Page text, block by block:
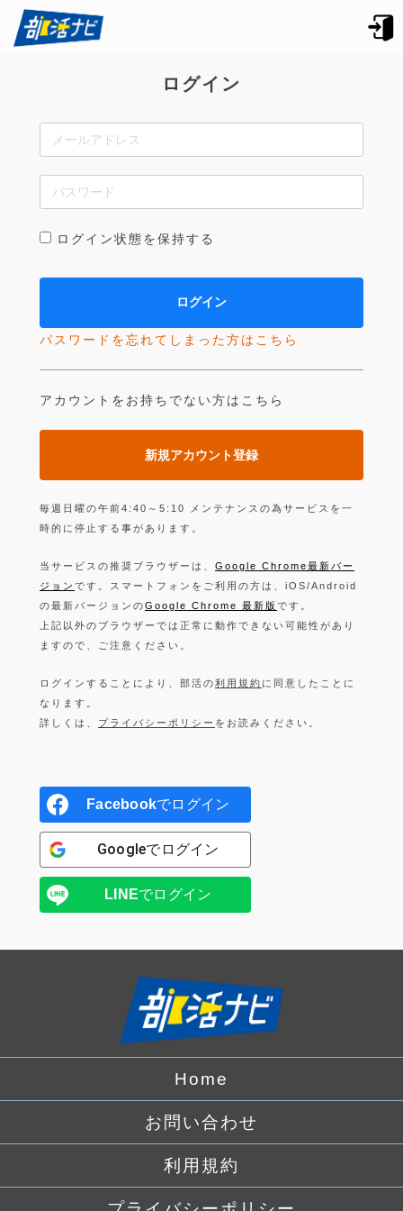
ログイン
ログイン状態を保持する
パスワードを忘れてしまった方はこちら
アカウントをお持ちでない方はこちら
新規アカウント登録
毎週日曜の午前4:40～5:10 メンテナンスの為サービスを一
時的に停止する事があります。
当サービスの推奨ブラウザーは、 Google Chrome最新バー
ジョン です。スマートフォンをご利用の方は、iOS/Android
の最新バージョンのGoogle Chrome 最新版 です。
上記以外のブラウザーでは正常に動作できない可能性があり
ますので、ご注意ください。
ログインすることにより、部活の利用規約 に同意したことに
なります。
詳しくは、 プライバシーポリシー をお読みください。
Facebookでログイン
Googleでログイン
LINEでログイン
Home
お問い合わせ
利用規約